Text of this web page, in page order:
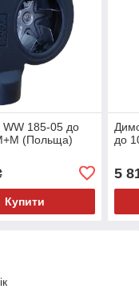
185-05 до
(Польща)
Купити
до
5